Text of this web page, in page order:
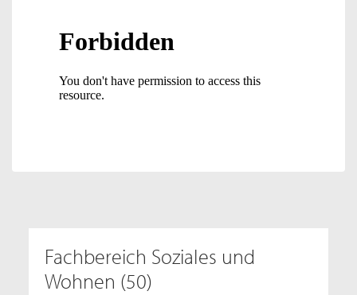
Fachbereich Soziales und
Wohnen (50)